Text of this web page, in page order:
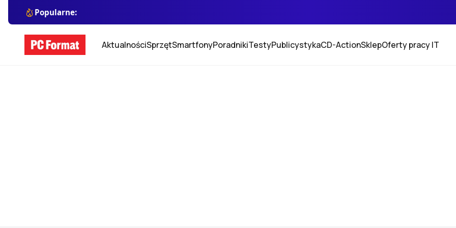
Popularne:
AktualnościSprzętSmartfonyPoradnikiTestyPublicystykaCD-ActionSklepOferty pracy IT